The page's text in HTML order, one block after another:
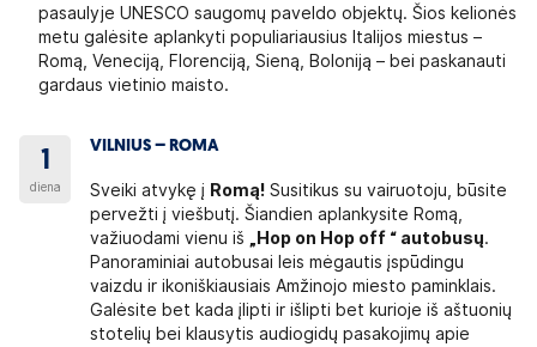
pasaulyje UNESCO saugomų paveldo objektų. Šios kelionės
metu galėsite aplankyti populiariausius Italijos miestus –
Romą, Veneciją, Florenciją, Sieną, Boloniją – bei paskanauti
gardaus vietinio maisto.
1
diena
VILNIUS – ROMA
Sveiki atvykę į Romą! Susitikus su vairuotoju, būsite
pervežti į viešbutį. Šiandien aplankysite Romą,
važiuodami vienu iš
„Hop on Hop off “ autobusų.
Panoraminiai autobusai leis mėgautis įspūdingu
vaizdu ir ikoniškiausiais Amžinojo miesto paminklais.
Galėsite bet kada įlipti ir išlipti bet kurioje iš aštuonių
stotelių bei klausytis audiogidų pasakojimų apie